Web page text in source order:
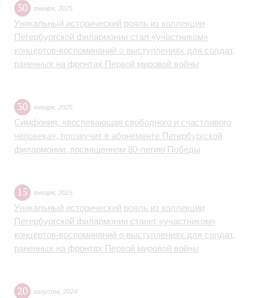
30 января 2025
Уникальный исторический рояль из коллекции
Петербургской филармонии стал «участником»
концертов-воспоминаний о выступлениях для солдат,
раненных на фронтах Первой мировой войны
30 января 2025
Симфония, «воспевающая свободного и счастливого
человека», прозвучит в абонементе Петербургской
филармонии, посвященном 80-летию Победы
15 января 2025
Уникальный исторический рояль из коллекции
Петербургской филармонии станет «участником»
концертов-воспоминаний о выступлениях для солдат,
раненных на фронтах Первой мировой войны
20 августа 2024